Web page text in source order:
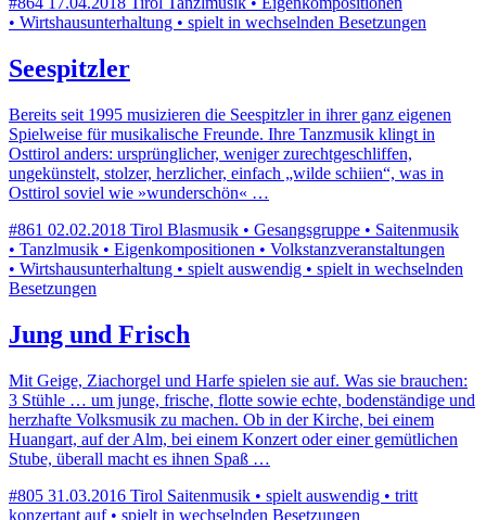
• Wirtshausunterhaltung • spielt in wechselnden Besetzungen
Seespitzler
Bereits seit 1995 musizieren die Seespitzler in ihrer ganz eigenen
Spielweise für musikalische Freunde. Ihre Tanzmusik klingt in
Osttirol anders: ursprünglicher, weniger zurechtgeschliffen,
ungekünstelt, stolzer, herzlicher, einfach „wilde schiien“, was in
Osttirol soviel wie »wunderschön« …
#861 02.02.2018 Tirol Blasmusik • Gesangsgruppe • Saitenmusik
• Tanzlmusik • Eigenkompositionen • Volkstanzveranstaltungen
• Wirtshausunterhaltung • spielt auswendig • spielt in wechselnden
Besetzungen
Jung und Frisch
Mit Geige, Ziachorgel und Harfe spielen sie auf. Was sie brauchen:
3 Stühle … um junge, frische, flotte sowie echte, bodenständige und
herzhafte Volksmusik zu machen. Ob in der Kirche, bei einem
Huangart, auf der Alm, bei einem Konzert oder einer gemütlichen
Stube, überall macht es ihnen Spaß …
#805 31.03.2016 Tirol Saitenmusik • spielt auswendig • tritt
konzertant auf • spielt in wechselnden Besetzungen